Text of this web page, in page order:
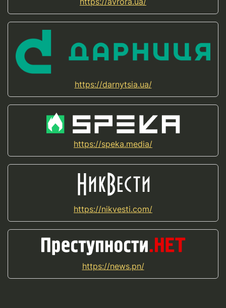
https://darnytsia.ua/
https://speka.media/
https://nikvesti.com/
https://news.pn/